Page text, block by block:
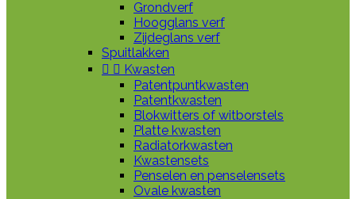
Grondverf
Hoogglans verf
Zijdeglans verf
Spuitlakken
  Kwasten
Patentpuntkwasten
Patentkwasten
Blokwitters of witborstels
Platte kwasten
Radiatorkwasten
Kwastensets
Penselen en penselensets
Ovale kwasten